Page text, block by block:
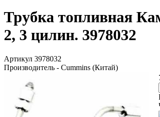
Трубка топливная
2, 3 цилин. 3978032
Артикул 3978032
Производитель - Cummins (Китай)